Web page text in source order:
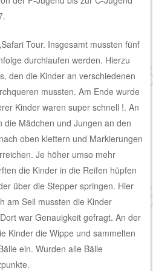
Tour. Insgesamt mussten fünf
durchlaufen werden. Hierzu
den die Kinder an verschiedenen
mussten. Am Ende wurde
Kinder waren super schnell !. An
die Mädchen und Jungen an den
oben klettern und Markierungen
Je höher umso mehr
die Kinder in die Reifen hüpfen
über die Stepper springen. Hier
am Seil mussten die Kinder
war Genauigkeit gefragt. An der
Kinder die Wippe und sammelten
ein. Wurden alle Bälle